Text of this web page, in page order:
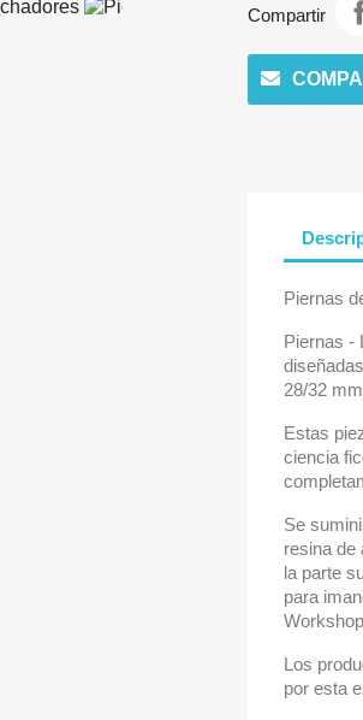
Compartir
Piernas
Piernas -
28/32
Estas
ciencia
Se
resina de
la parte
para
Los
por esta